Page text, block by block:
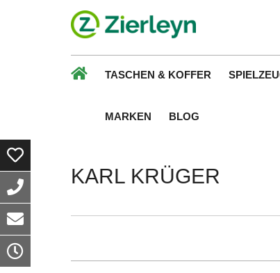
TASCHEN & KOFFER
MARKEN BLOG
KARL KRÜGER